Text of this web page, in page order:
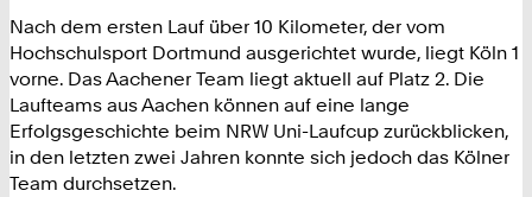
Nach dem ersten Lauf über 10 Kilometer, der vom
Hochschulsport Dortmund ausgerichtet wurde, liegt Köln 1
vorne. Das Aachener Team liegt aktuell auf Platz 2. Die
Laufteams aus Aachen können auf eine lange
Erfolgsgeschichte beim NRW Uni-Laufcup zurückblicken,
in den letzten zwei Jahren konnte sich jedoch das Kölner
Team durchsetzen.